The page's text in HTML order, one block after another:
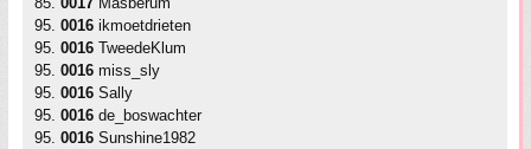
95. 0016 ikmoetdrieten
95. 0016 TweedeKlum
95. 0016 miss_sly
95. 0016 Sally
95. 0016 de_boswachter
95. 0016 Sunshine1982